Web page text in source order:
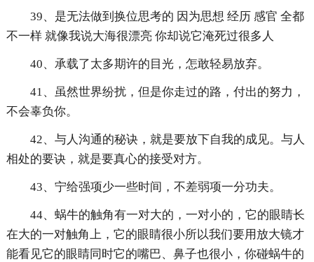
39、是无法做到换位思考的 因为思想 经历 感官 全都
不一样 就像我说大海很漂亮 你却说它淹死过很多人
40、承载了太多期许的目光，怎敢轻易放弃。
41、虽然世界纷扰，但是你走过的路，付出的努力，
不会辜负你。
42、与人沟通的秘诀，就是要放下自我的成见。与人
相处的要诀，就是要真心的接受对方。
43、宁给强项少一些时间，不差弱项一分功夫。
44、蜗牛的触角有一对大的，一对小的，它的眼睛长
在大的一对触角上，它的眼睛很小所以我们要用放大镜才
能看见它的眼睛同时它的嘴巴、鼻子也很小，你碰蜗牛的